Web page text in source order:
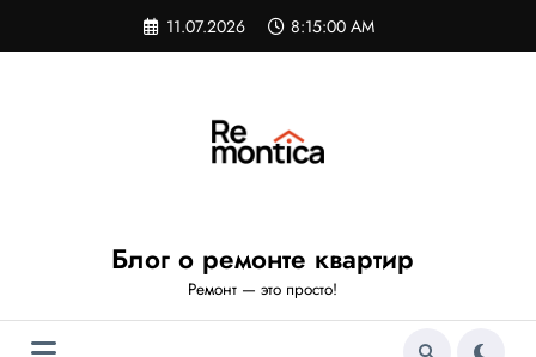
содержимому
11.07.2026 8:15:01 AM
Блог о ремонте квартир
Ремонт — это просто!